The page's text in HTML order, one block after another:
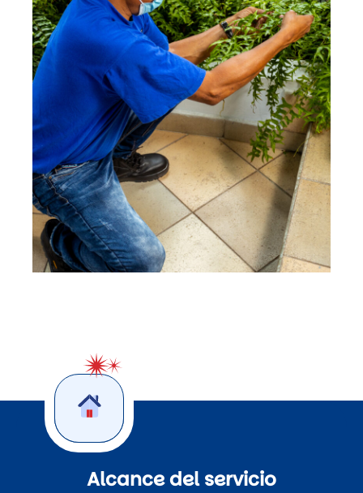
Alcance del servicio